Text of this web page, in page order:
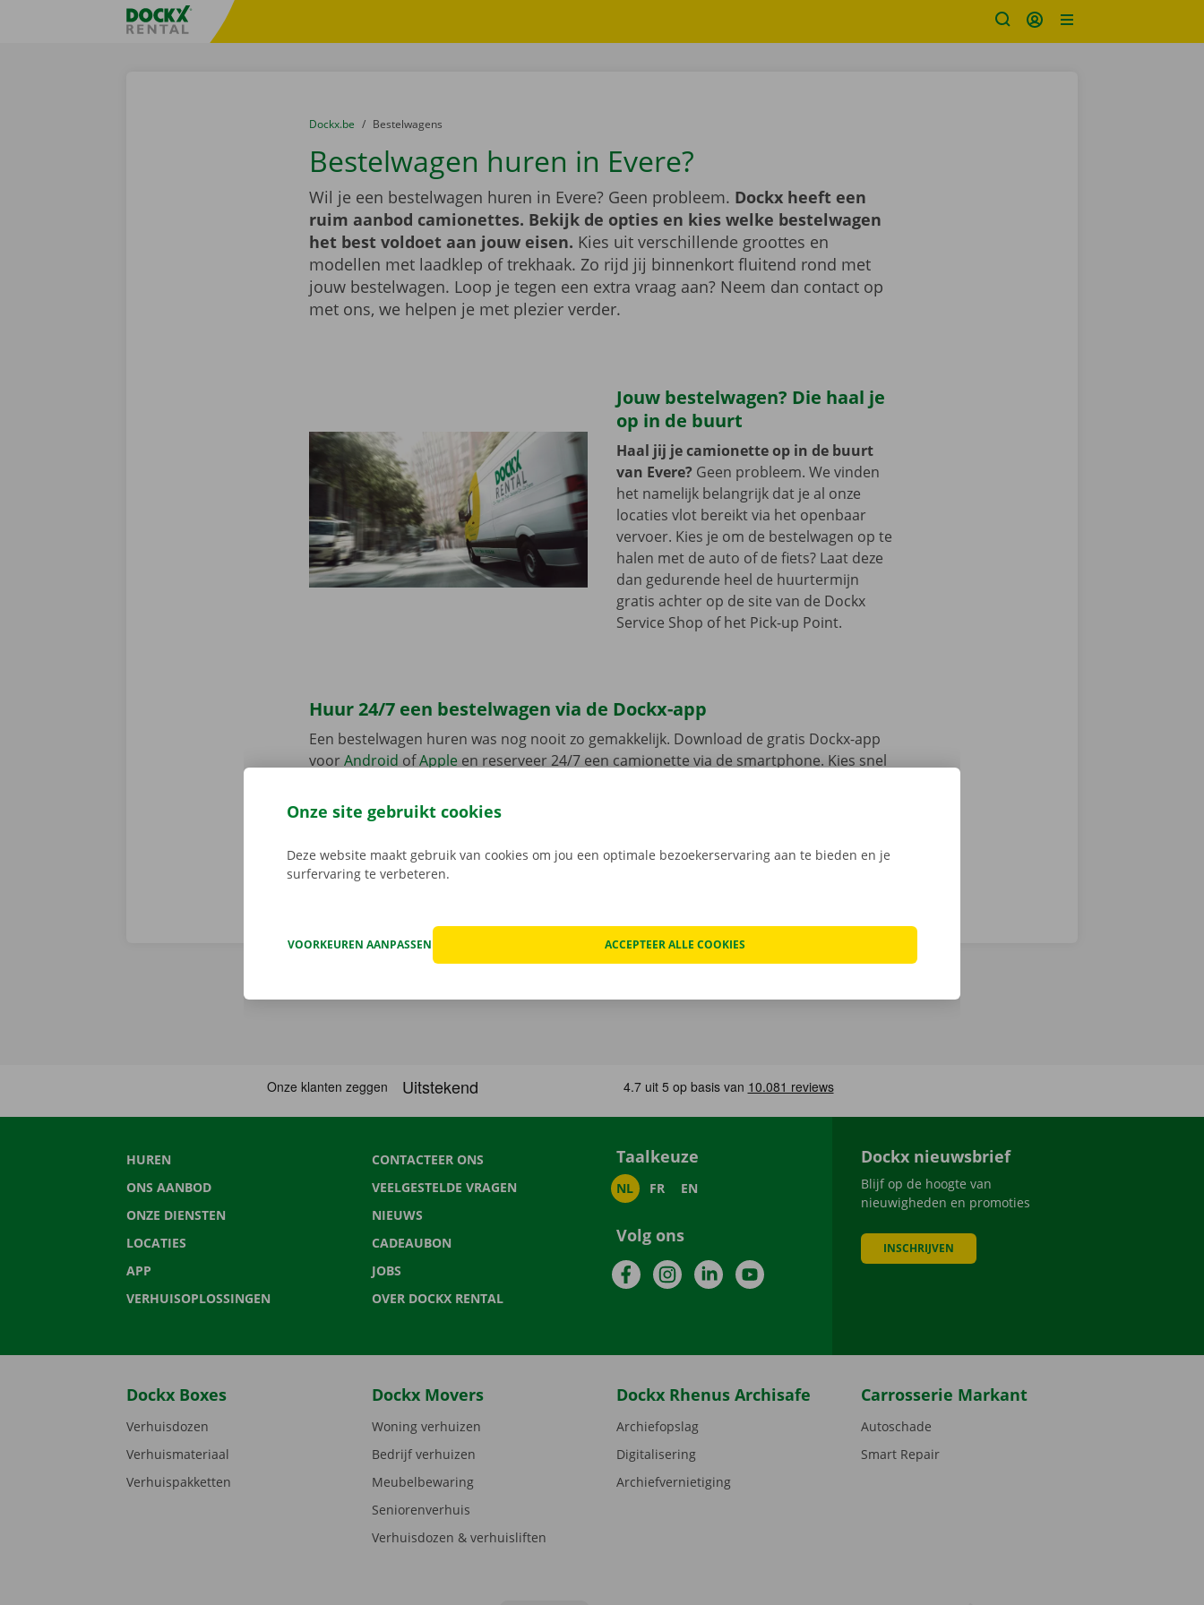
Taalselectie overslaanFratello DEMO
U bevindt zich hier:
van
Dockx.be naar
Bestelwagens
Bestelwagen huren in Evere?
Wil je een bestelwagen huren in Evere? Geen probleem. Dockx heeft een
ruim aanbod camionettes. Bekijk de opties en kies welke bestelwagen
het best voldoet aan jouw eisen. Kies uit verschillende groottes en
modellen met laadklep of trekhaak. Zo rijd jij binnenkort fluitend rond met
jouw bestelwagen. Loop je tegen een extra vraag aan? Neem dan contact op
met ons, we helpen je met plezier verder.
Jouw bestelwagen? Die haal je
op in de buurt
Haal jij je camionette op in de buurt
van Evere? Geen probleem. We vinden
het namelijk belangrijk dat je al onze
locaties vlot bereikt via het openbaar
vervoer. Kies je om de bestelwagen op te
halen met de auto of de fiets? Laat deze
dan gedurende heel de huurtermijn
gratis achter op de site van de Dockx
Service Shop of het Pick-up Point.
Huur 24/7 een bestelwagen via de Dockx-app
Een bestelwagen huren was nog nooit zo gemakkelijk. Download de gratis Dockx-app
voorAndroid ofAppleen reserveer 24/7 een camionette via de smartphone. Kies snel
huurwagen op in een Pick-up Point of Dockx Service Shop naar keuze.
HUREN
ONS AANBOD
ONZE DIENSTEN
LOCATIES
APP
VERHUISOPLOSSINGEN
CONTACTEER ONS
VEELGESTELDE VRAGEN
NIEUWS
CADEAUBON
JOBS
OVER DOCKX RENTAL
Taalkeuze
NL FR EN
Volg ons
FacebookInstagramLinkedInYouTube
Dockx nieuwsbrief
Blijf op de hoogte van
nieuwigheden en promoties
INSCHRIJVEN
Dockx Boxes
Verhuisdozen
Verhuismateriaal
Verhuispakketten
Dockx Movers
Woning verhuizen
Bedrijf verhuizen
Meubelbewaring
Seniorenverhuis
Verhuisdozen & verhuisliften
Dockx Rhenus Archisafe
Archiefopslag
Digitalisering
Archiefvernietiging
Carrosserie Markant
Autoschade
Smart Repair
Onze site gebruikt cookies
Deze website maakt gebruik van cookies om jou een optimale bezoekerservaring aan te bieden en je
surfervaring te verbeteren.
VOORKEUREN AANPASSEN ACCEPTEER ALLE COOKIES